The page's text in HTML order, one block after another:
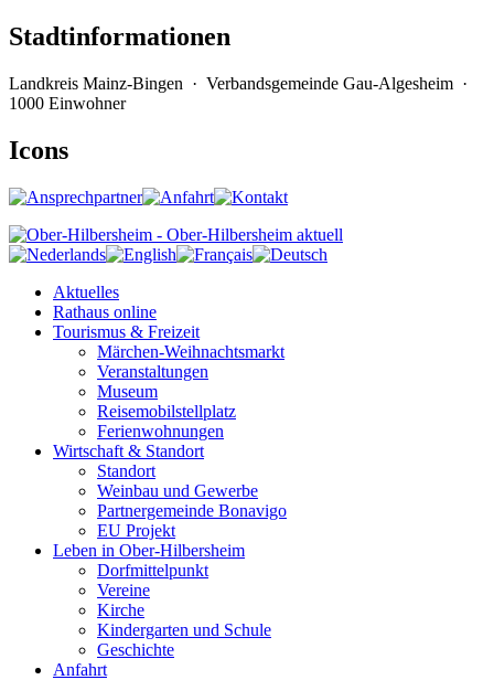
Stadtinformationen
Landkreis Mainz-Bingen · Verbandsgemeinde Gau-Algesheim ·
1000 Einwohner
Icons
Aktuelles
Rathaus online
Tourismus & Freizeit
Märchen-Weihnachtsmarkt
Veranstaltungen
Museum
Reisemobilstellplatz
Ferienwohnungen
Wirtschaft & Standort
Standort
Weinbau und Gewerbe
Partnergemeinde Bonavigo
EU Projekt
Leben in Ober-Hilbersheim
Dorfmittelpunkt
Vereine
Kirche
Kindergarten und Schule
Geschichte
Anfahrt